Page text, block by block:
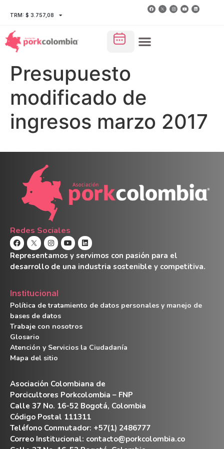
TRM: $ 3.757,08
Presupuesto
modificado de
ingresos marzo 2017
Redes Sociales
Representamos y servimos con pasión para el
desarrollo de una industria sostenible y competitiva.
Institucional
Política de tratamiento de datos personales y manejo de
bases de datos
Trabaje con nosotros
Glosario
Atención y Servicios la Ciudadanía
Mapa del sitio
Asociación Colombiana de
Porcicultores Porkcolombia – FNP
Calle 37 No. 16-52 Bogotá, Colombia
Código Postal 111311
Teléfono Conmutador: +57(1) 2486777
Correo Institucional: contacto@porkcolombia.co